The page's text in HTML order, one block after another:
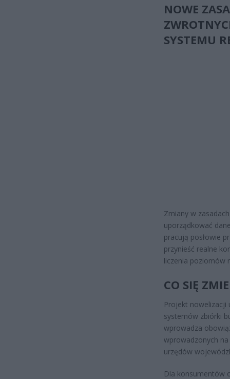
NOWE
SYSTEMU
Zmiany w
uporządkować
pracują posłowie
przynieść realne
liczenia poziomów
CO SIĘ
Projekt nowelizacji
systemów zbiórki
wprowadza
wprowadzonych
urzędów
Dla konsumentów